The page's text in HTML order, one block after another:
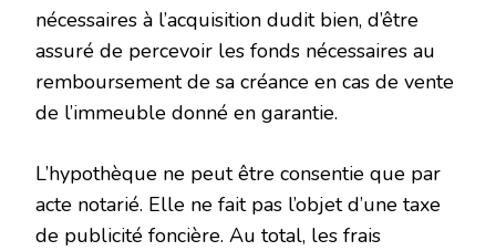
nécessaires à l’acquisition dudit bien, d’être
assuré de percevoir les fonds nécessaires au
remboursement de sa créance en cas de vente
de l’immeuble donné en garantie.
L’hypothèque ne peut être consentie que par
acte notarié. Elle ne fait pas l’objet d’une taxe
de publicité foncière. Au total, les frais